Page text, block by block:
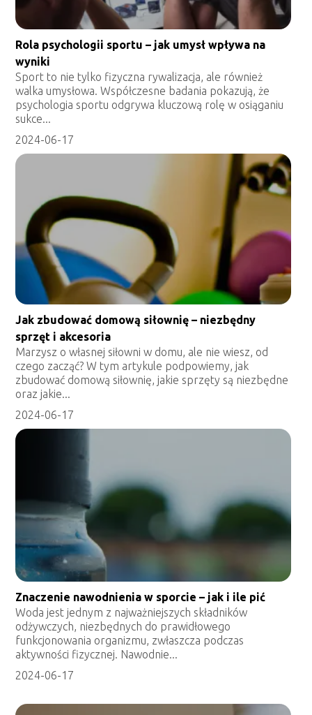
Rola psychologii sportu – jak umysł wpływa na
wyniki
Sport to nie tylko fizyczna rywalizacja, ale również
walka umysłowa. Współczesne badania pokazują, że
psychologia sportu odgrywa kluczową rolę w osiąganiu
sukce...
2024-06-17
Jak zbudować domową siłownię – niezbędny
sprzęt i akcesoria
Marzysz o własnej siłowni w domu, ale nie wiesz, od
czego zacząć? W tym artykule podpowiemy, jak
zbudować domową siłownię, jakie sprzęty są niezbędne
oraz jakie...
2024-06-17
Znaczenie nawodnienia w sporcie – jak i ile pić
Woda jest jednym z najważniejszych składników
odżywczych, niezbędnych do prawidłowego
funkcjonowania organizmu, zwłaszcza podczas
aktywności fizycznej. Nawodnie...
2024-06-17